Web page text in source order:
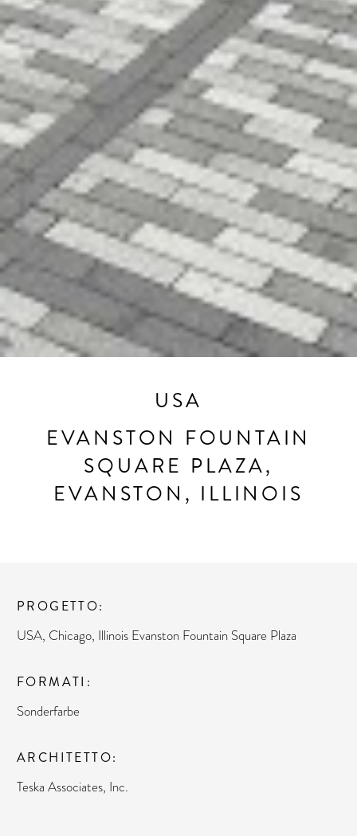
USA
EVANSTON FOUNTAIN
SQUARE PLAZA,
EVANSTON, ILLINOIS
PROGETTO
USA, Chicago, Illinois Evanston Fountain Square Plaza
FORMATI
Sonderfarbe
ARCHITETTO
Teska Associates, Inc.